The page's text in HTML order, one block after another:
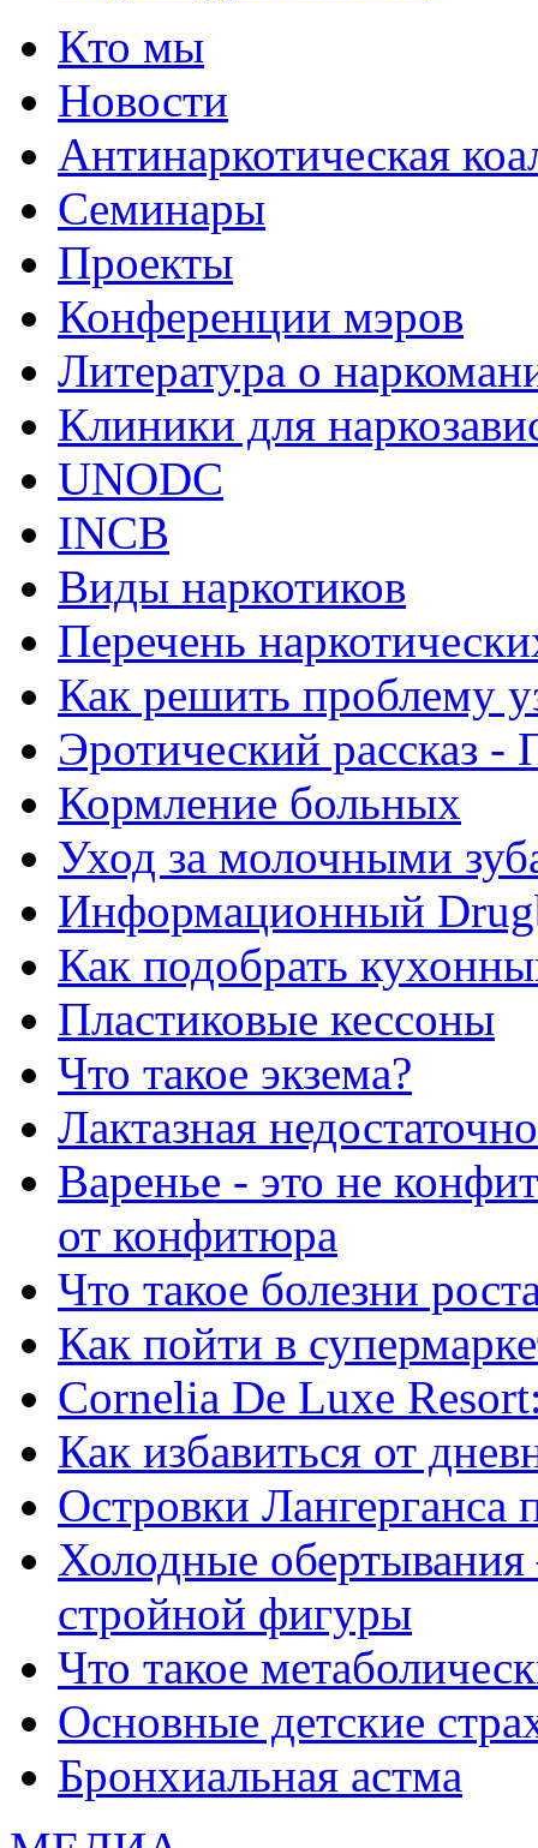
Кто мы
Новости
Антинаркотическая
Семинары
Проекты
Конференции мэров
Литература о
Клиники для
UNODC
INCB
Виды наркотиков
Перечень
Как решить проблему
Эротический рассказ -
Кормление больных
Уход за молочными
Информационный
Как подобрать
Пластиковые кессоны
Что такое экзема?
Лактазная
Варенье - это не
от конфитюра
Что такое болезни
Как пойти в
Сornelia De Luxe
Как избавиться от
Островки
Холодные обертывания
стройной фигуры
Что такое
Основные детские
Бронхиальная астма